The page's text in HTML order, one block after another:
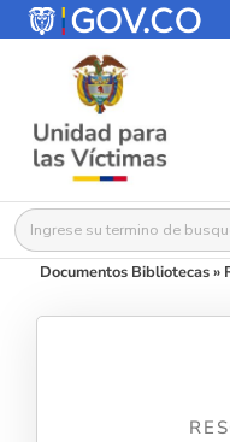
Buscar:
Documentos Bibliotecas»